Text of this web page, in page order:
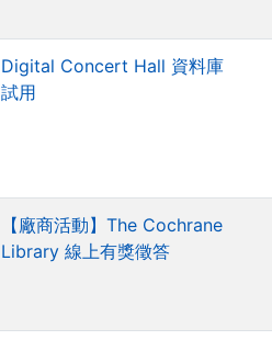
Digital Concert Hall 資料庫
試用
【廠商活動】The Cochrane
Library 線上有獎徵答